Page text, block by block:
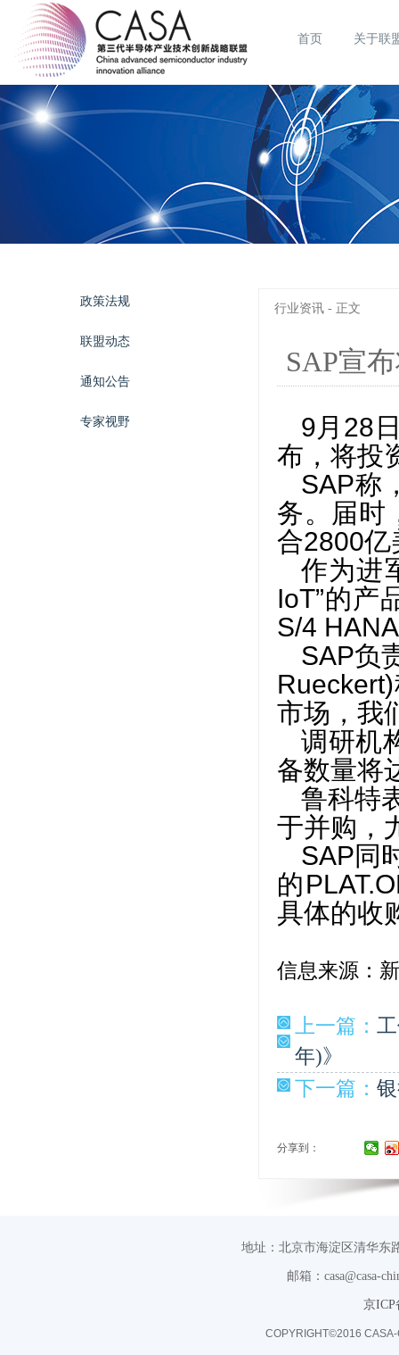
首页 关于联
政策法规
联盟动态
通知公告
专家视野
行业资讯 - 正文
SAP宣
9月28
布，将投
SAP称
务。届时
合2800亿
作为进
IoT”的产
S/4
SAP负
市场，我
调研机
备数量将
鲁科特
于并购，
SAP同
的
具体的收
信息来源：
上一篇：
年)》
下一篇：
分享到：
地址：北京市海淀区清华东
邮箱：casa@casa-
京ICP
COPYRIGHT©2016